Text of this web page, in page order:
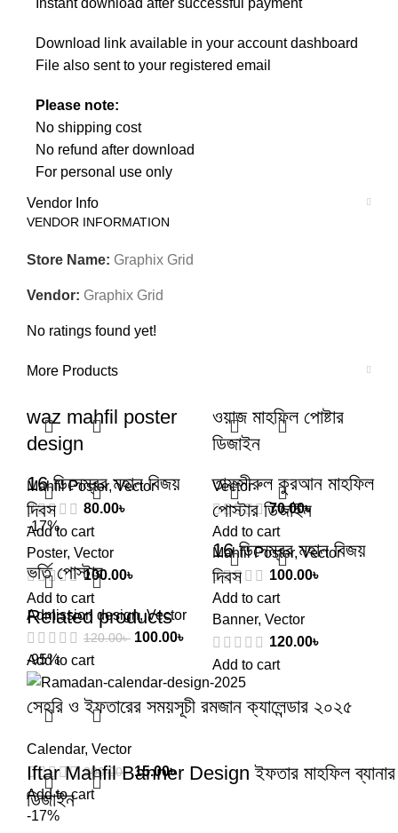
Download link available in your account dashboard
File also sent to your registered email
Please note:
No shipping cost
No refund after download
For personal use only
Vendor Info
VENDOR INFORMATION
Store Name: Graphix Grid
Vendor: Graphix Grid
No ratings found yet!
More Products
waz mahfil poster
design
Mahfil Poster,Vector
80.00৳
Add to cart
ওয়াজ মাহফিল পোষ্টার
ডিজাইন
Vector
70.00৳
Add to cart
16 ডিসেম্বর মহান বিজয়
দিবস
Poster, Vector
100.00৳
Add to cart
তাফসীরুল কুরআন মাহফিল
পোস্টার ডিজাইন
Mahfil Poster,Vector
100.00৳
Add to cart
-17%
ভর্তি পোস্টার
Admission design,Vector
120.00৳ 100.00৳
Add to cart
16 ডিসেম্বর মহান বিজয়
দিবস
Banner, Vector
120.00৳
Add to cart
Related products
-95%
সেহরি ও ইফতারের সময়সূচী রমজান ক্যালেন্ডার ২০২৫
Calendar, Vector
300.00৳ 15.00৳
Add to cart
Iftar Mahfil Banner Design ইফতার মাহফিল ব্যানার
ডিজাইন
-17%